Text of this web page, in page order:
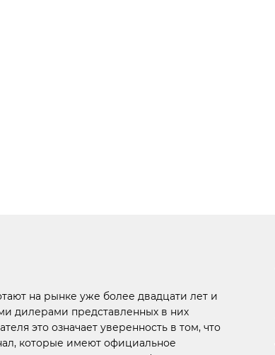
на рынке уже более двадцати лет и
дилерами представленных в них
это означает уверенность в том, что
которые имеют официальное